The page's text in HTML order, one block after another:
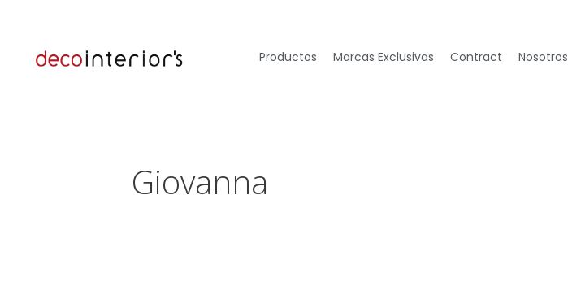
Productos Marcas Exclusivas Contract Nosotros
Giovanna